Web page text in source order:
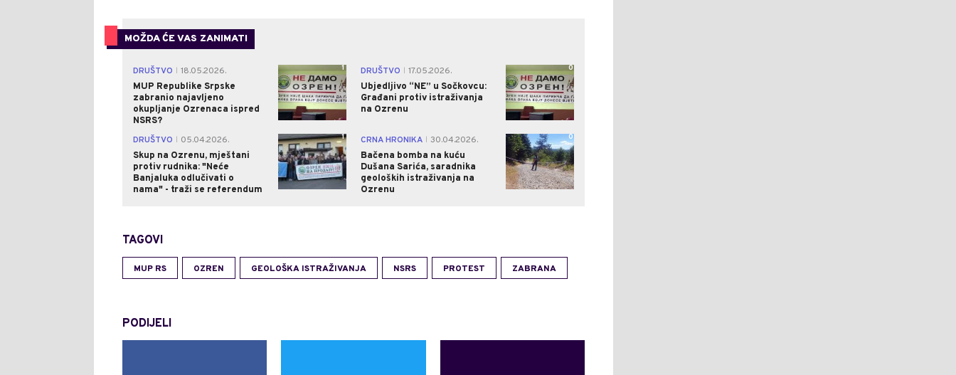
MOŽDA ĆE VAS ZANIMATI
DRUŠTVO
18.05.2026.
MUP Republike Srpske
zabranio najavljeno
okupljanje Ozrenaca ispred
NSRS?
1 DRUŠTVO
17.05.2026.
Ubjedljivo “NE” u Sočkovcu:
Građani protiv istraživanja
na Ozrenu
0
DRUŠTVO
05.04.2026.
Skup na Ozrenu, mještani
protiv rudnika: "Neće
Banjaluka odlučivati o
nama" - traži se referendum
1 CRNA HRONIKA
30.04.2026.
Bačena bomba na kuću
Dušana Sarića, saradnika
geoloških istraživanja na
Ozrenu
0
TAGOVI
MUP RS OZREN GEOLOŠKA ISTRAŽIVANJA NSRS PROTEST ZABRANA
PODIJELI